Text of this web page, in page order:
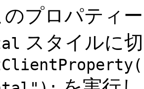
プロパティ
スタイルに